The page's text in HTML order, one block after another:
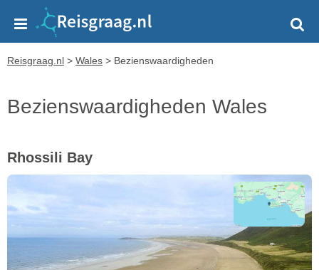
Reisgraag.nl > Wales > Bezienswaardigheden
Bezienswaardigheden Wales
Rhossili Bay